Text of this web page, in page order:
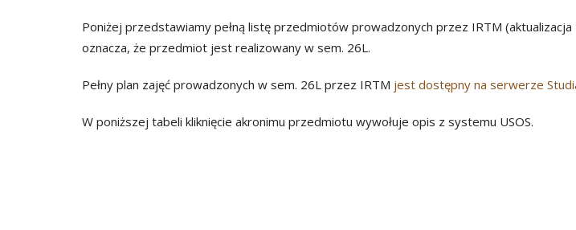
Poniżej przedstawiamy pełną listę przedmiotów prowadzonych przez IRTM
oznacza, że przedmiot jest realizowany w sem. 26L.
Pełny plan zajęć prowadzonych w sem. 26L przez IRTM jest dostępny na serwerze
W poniższej tabeli kliknięcie akronimu przedmiotu wywołuje opis z systemu USOS.